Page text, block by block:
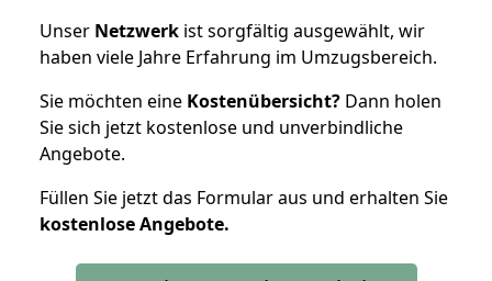
Unser Netzwerk ist sorgfältig ausgewählt, wir
haben viele Jahre Erfahrung im Umzugsbereich.
Sie möchten eine Kostenübersicht? Dann holen
Sie sich jetzt kostenlose und unverbindliche
Angebote.
Füllen Sie jetzt das Formular aus und erhalten Sie
kostenloseAngebote.